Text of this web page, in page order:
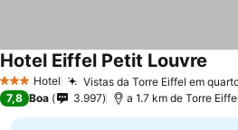
3 EstrelasHotel Vistas da Torre Eiffel em
Hotel Eiffel Petit Louvre
7,8 Boa 3.997 a 1.7 km de Torre Eiffel